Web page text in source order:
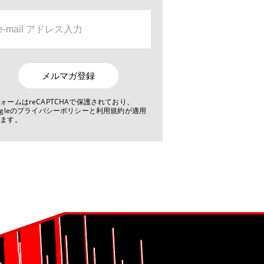
メルマガ登録
ームはreCAPTCHAで保護されており、
のプライバシーポリシーと利用規約が適用
す。